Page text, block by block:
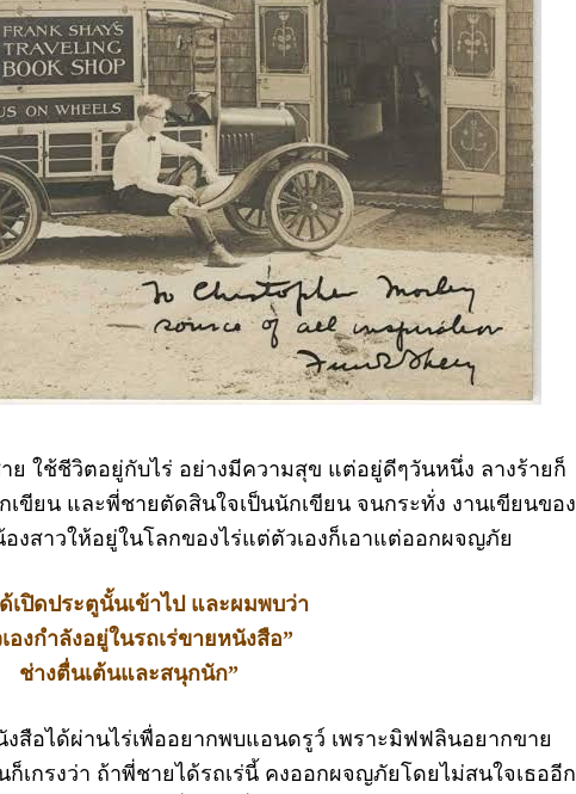
ใช้ชีวิตอยู่กับไร่ อย่างมีความสุข แต่อยู่ดีๆวันหนึ่ง ลางร้ายก็
เขียน และพี่ชายตัดสินใจเป็นนักเขียน จนกระทั่ง งานเขียนของ
สาวให้อยู่ในโลกของไร่แต่ตัวเองก็เอาแต่ออกผจญภัย
เปิดประตูนั้นเข้าไป และผมพบว่า
องกำลังอยู่ในรถเร่ขายหนังสือ”
ช่างตื่นเต้นและสนุกนัก”
อได้ผ่านไร่เพื่ออยากพบแอนดรูว์ เพราะมิฟฟลินอยากขาย
ก็เกรงว่า ถ้าพี่ชายได้รถเร่นี้ คงออกผจญภัยโดยไม่สนใจเธออีก